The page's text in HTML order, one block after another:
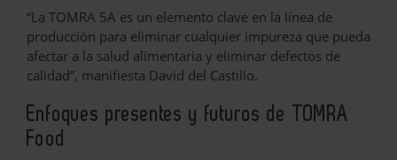
“La TOMRA 5A es un elemento clave en la línea de
producción para eliminar cualquier impureza que pueda
afectar a la salud alimentaria y eliminar defectos de
calidad”, manifiesta David del Castillo.
Enfoques presentes y futuros de TOMRA
Food